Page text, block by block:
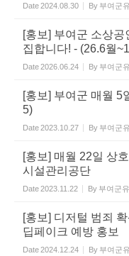
Date2024.08.30 By 부여군
[홍보] 부여군 소상
집합니다! - (26.6월
Date2026.06.24 By 부여군
[홍보] 부여군 매월 5
5)
Date2023.10.27 By 부여군
[홍보] 매월 22일 상
시설관리공단
Date2023.11.22 By 부여군
[홍보] 디저털 범죄
딥페이크 예방 홍보
Date2024.12.24 By 부여군